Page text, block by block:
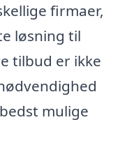
firmaer,
løsning til
tilbud er ikke
mulige